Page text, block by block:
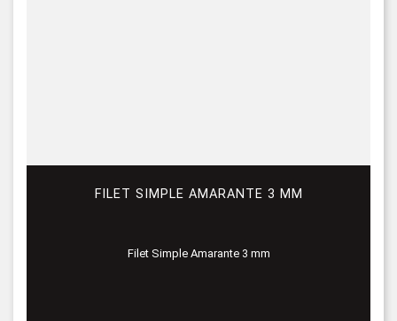
FILET SIMPLE AMARANTE 3 MM
Filet Simple Amarante 3 mm